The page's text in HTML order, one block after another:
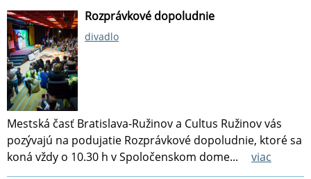
Rozprávkové dopoludnie
divadlo
Mestská časť Bratislava-Ružinov a Cultus Ružinov vás
pozývajú na podujatie Rozprávkové dopoludnie, ktoré sa
koná vždy o 10.30 h v Spoločenskom dome...
viac